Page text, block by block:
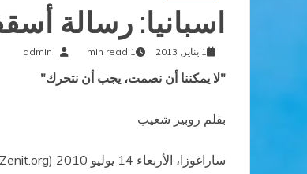
اسبانيا: رسالة
1 يناير, 2013 1 min read
admin
"لا يمكننا أن نصمت، يجب أن نتحرك"
بقلم روبير شعيب
ساراغوزا، الأربعاء 14 يوليو 2010 ( Zenit.org